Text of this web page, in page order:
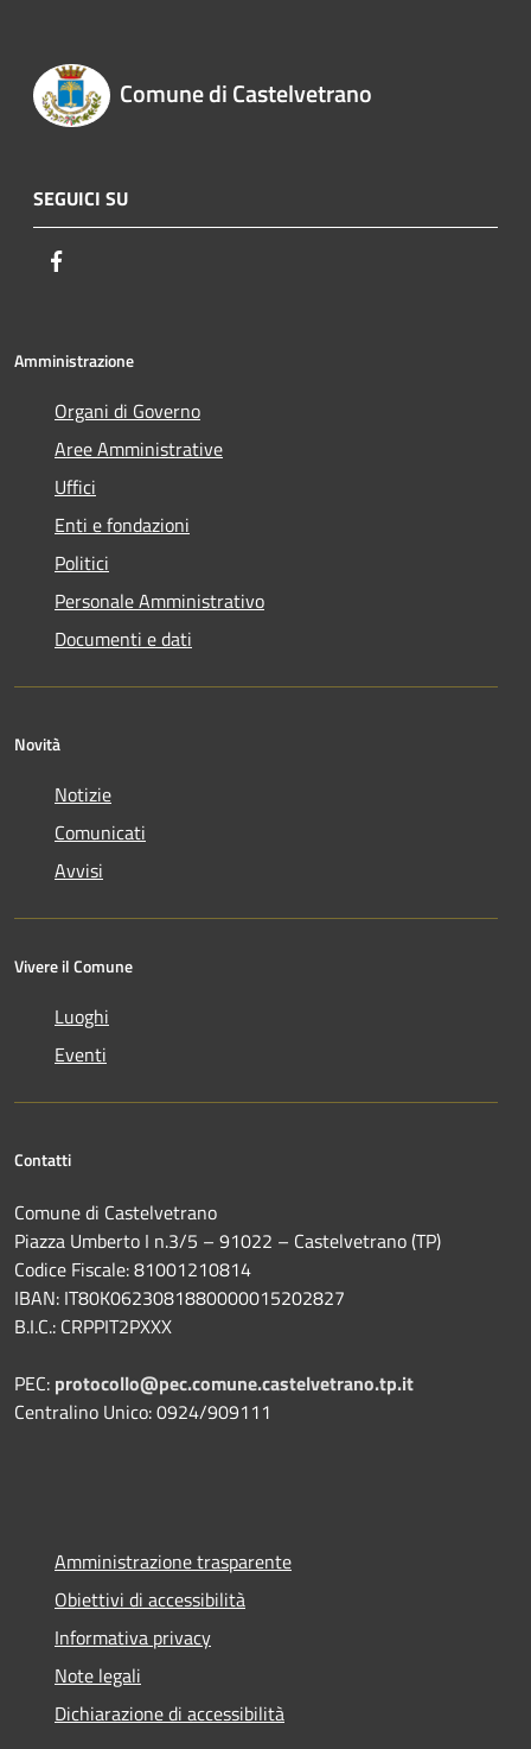
Comune di Castelvetrano
SEGUICI SU
Amministrazione
Organi di Governo
Aree Amministrative
Uffici
Enti e fondazioni
Politici
Personale Amministrativo
Documenti e dati
Novità
Notizie
Comunicati
Avvisi
Vivere il Comune
Luoghi
Eventi
Contatti
Comune di Castelvetrano
Piazza Umberto I n.3/5 – 91022 – Castelvetrano (TP)
Codice Fiscale: 81001210814
IBAN: IT80K0623081880000015202827
B.I.C.: CRPPIT2PXXX
PEC: protocollo@pec.comune.castelvetrano.tp.it
Centralino Unico: 0924/909111
Amministrazione trasparente
Obiettivi di accessibilità
Informativa privacy
Note legali
Dichiarazione di accessibilità